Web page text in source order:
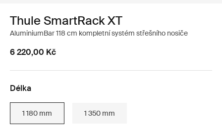
Thule SmartRack XT
AluminiumBar 118 cm kompletní systém střešního nosiče
6 220,00 Kč
Délka
1 180 mm 1 350 mm